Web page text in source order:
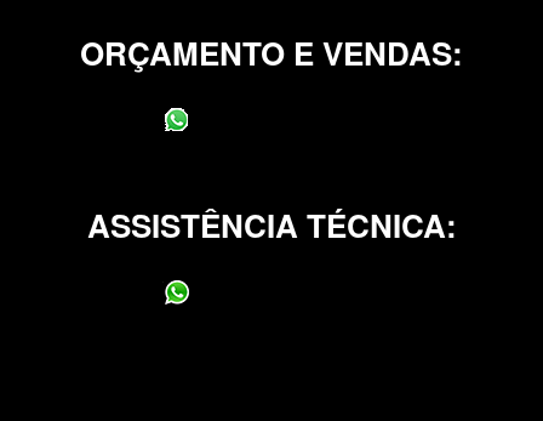
ORÇAMENTO E VENDAS:
ASSISTÊNCIA TÉCNICA: